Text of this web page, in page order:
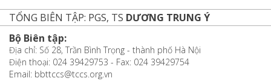
TỔNG BIÊN TẬP: PGS, TS DƯƠNG TRUNG Ý
Bộ Biên tập:
Địa chỉ: Số 28, Trần Bình Trọng - thành phố Hà Nội
Điện thoại: 024 39429753 - Fax: 024 39429754
Email: bbttccs@tccs.org.vn